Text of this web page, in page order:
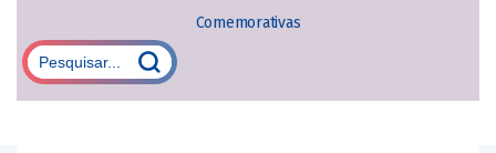
Comemorativas